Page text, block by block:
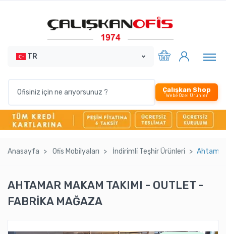
TR
Çalışkan Shop
Webe Özel Ürünler
Anasayfa Ofi̇s Mobi̇lyaları İndi̇ri̇mli̇ Teşhi̇r Ürünleri̇ Ahtamar
AHTAMAR MAKAM TAKIMI - OUTLET -
FABRİKA MAĞAZA